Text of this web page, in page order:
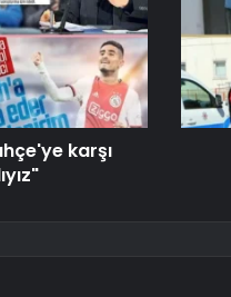
karşı